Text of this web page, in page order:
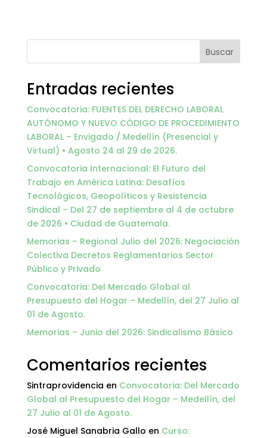
Buscar
Entradas recientes
Convocatoria: FUENTES DEL DERECHO LABORAL
AUTÓNOMO Y NUEVO CÓDIGO DE PROCEDIMIENTO
LABORAL – Envigado / Medellín (Presencial y
Virtual) • Agosto 24 al 29 de 2026.
Convocatoria Internacional: El Futuro del
Trabajo en América Latina: Desafíos
Tecnológicos, Geopolíticos y Resistencia
Sindical – Del 27 de septiembre al 4 de octubre
de 2026 • Ciudad de Guatemala.
Memorias – Regional Julio del 2026: Negociación
Colectiva Decretos Reglamentarios Sector
Público y Privado
Convocatoria: Del Mercado Global al
Presupuesto del Hogar – Medellín, del 27 Julio al
01 de Agosto.
Memorias – Junio del 2026: Sindicalismo Básico
Comentarios recientes
Sintraprovidencia en Convocatoria: Del Mercado
Global al Presupuesto del Hogar – Medellín, del
27 Julio al 01 de Agosto.
José Miguel Sanabria Gallo en Curso: